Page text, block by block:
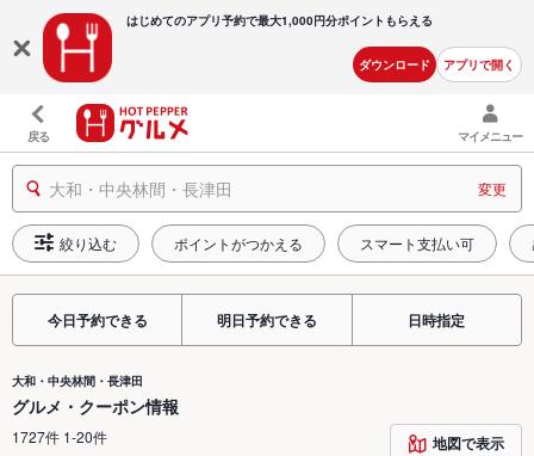
はじめてのアプリ予約で最大1,000円分ポイントもらえる
ダウンロード アプリで開く
戻る マイメニュー
大和・中央林間・長津田 変更
絞り込む ポイントがつかえる スマート支払い可
今日予約できる 明日予約できる 日時指定
大和・中央林間・長津田
グルメ・クーポン情報
1727件 1-20件 地図で表示